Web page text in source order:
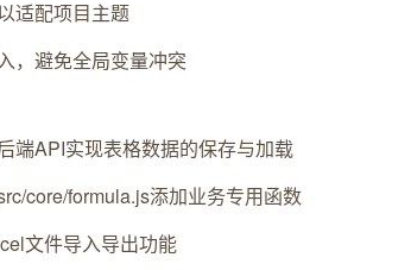
适配项目主题
，避免全局变量冲突
端API实现表格数据的保存与加载
core/formula.js添加业务专用函数
文件导入导出功能